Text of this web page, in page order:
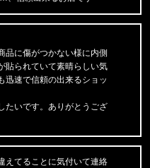
とうございます。
ェイス
R
とうございます。
がとうございます。
品に傷がつかない様に内側
貼られていて素晴らしい気
迅速で信頼の出来るショッ
たいです。ありがとうござ
えてることに気付いて連絡